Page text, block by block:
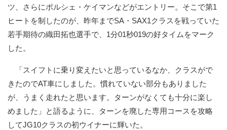
ツ、さらにポルシェ・ケイマンなどがエントリー。そこで第1
ヒートを制したのが、昨年までSA・SAX1クラスを戦っていた
若手期待の織田拓也選手で、1分01秒019の好タイムをマーク
した。
「スイフトに乗り変えたいと思っているなか、クラスがで
きたのでAT車にしました。慣れていない部分もありました
が、うまく走れたと思います。ターンがなくても十分に楽し
めました」と語るように、ターンを廃した専用コースを攻略
してJG10クラスの初ウイナーに輝いた。